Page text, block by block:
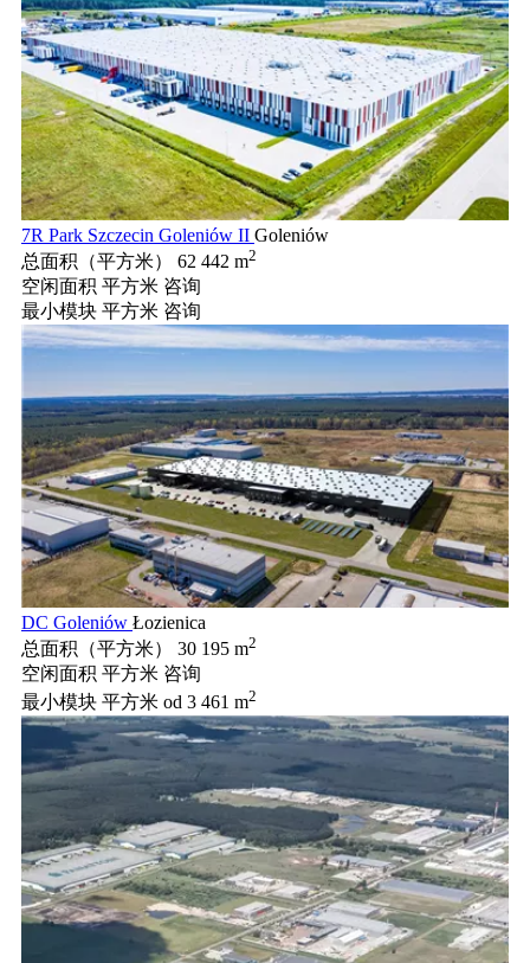
7R Park Szczecin Goleniów II Goleniów
总面积（平方米）
62 442 m2
空闲面积 平方米 咨询
最小模块 平方米 咨询
DC Goleniów Łozienica
总面积（平方米）
30 195 m2
空闲面积 平方米 咨询
最小模块 平方米 od 3 461 m2